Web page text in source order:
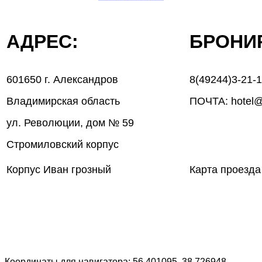
АДРЕС:
601650 г. Александров
Владимирская область
ул. Революции, дом № 59
Стромиловский корпус
Корпус Иван грозный
8(49244)3-21-
ПОЧТА:
Карта